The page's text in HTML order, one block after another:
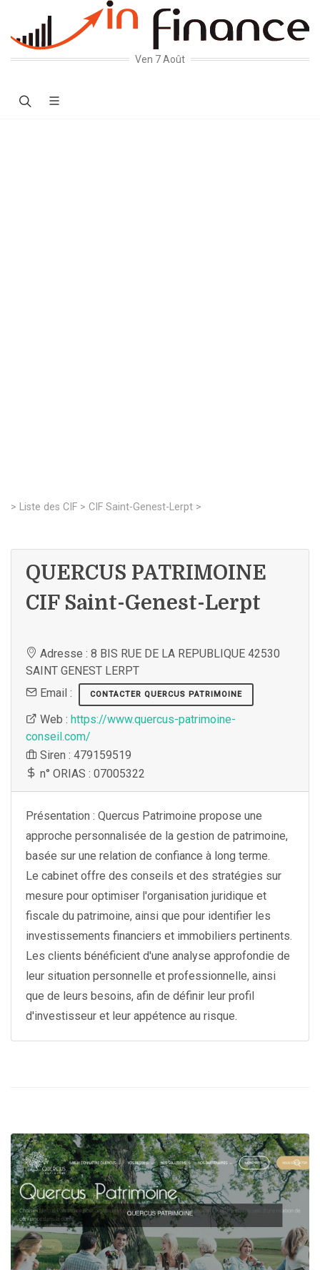
Ven 7 Août
> Liste des CIF > CIF Saint-Genest-Lerpt >
QUERCUS PATRIMOINE
CIF Saint-Genest-Lerpt
Adresse : 8 BIS RUE DE LA REPUBLIQUE 42530
SAINT GENEST LERPT
Email :
CONTACTER QUERCUS PATRIMOINE
Web : https://www.quercus-patrimoine-
conseil.com/
Siren : 479159519
n° ORIAS : 07005322
Présentation : Quercus Patrimoine propose une
approche personnalisée de la gestion de patrimoine,
basée sur une relation de confiance à long terme.
Le cabinet offre des conseils et des stratégies sur
mesure pour optimiser l'organisation juridique et
fiscale du patrimoine, ainsi que pour identifier les
investissements financiers et immobiliers pertinents.
Les clients bénéficient d'une analyse approfondie de
leur situation personnelle et professionnelle, ainsi
que de leurs besoins, afin de définir leur profil
d'investisseur et leur appétence au risque.